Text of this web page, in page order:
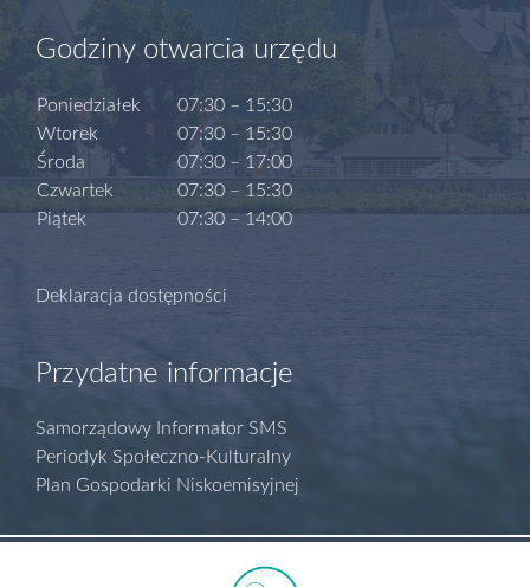
Godziny otwarcia urzędu
Poniedziałek
Wtorek
Środa
Czwartek
Piątek
07:30 – 15:30
07:30 – 15:30
07:30 – 17:00
07:30 – 15:30
07:30 – 14:00
Deklaracja dostępności
Przydatne informacje
Samorządowy Informator SMS
Periodyk Społeczno-Kulturalny
Plan Gospodarki Niskoemisyjnej